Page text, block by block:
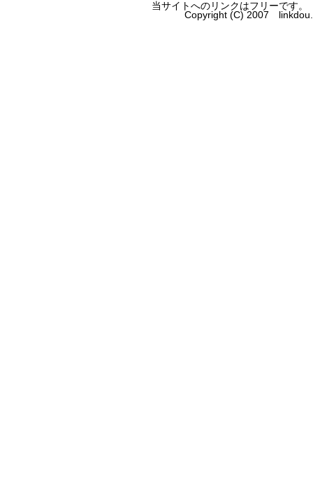
当サイトへのリンクはフリーです
Copyright (C) 2007